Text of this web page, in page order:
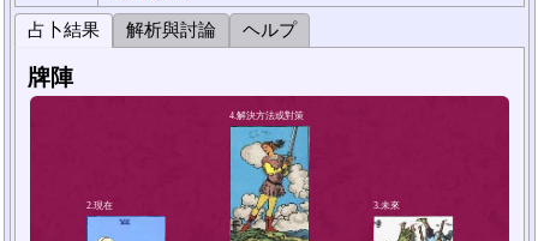
占卜結果 解析與討論 ヘルプ
牌陣